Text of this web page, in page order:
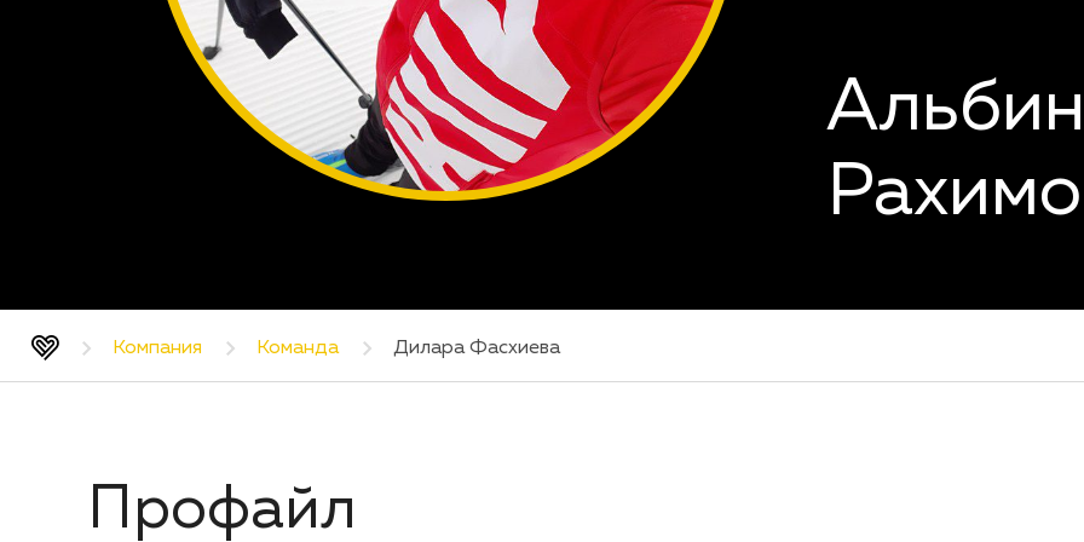
Компания Команда Дилара Фасхиева
Профайл